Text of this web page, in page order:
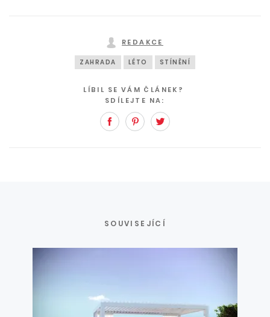
REDAKCE
ZAHRADA LÉTO STÍNĚNÍ
LÍBIL SE VÁM ČLÁNEK?
SDÍLEJTE NA:
FacebookPinterest
SOUVISEJÍCÍ